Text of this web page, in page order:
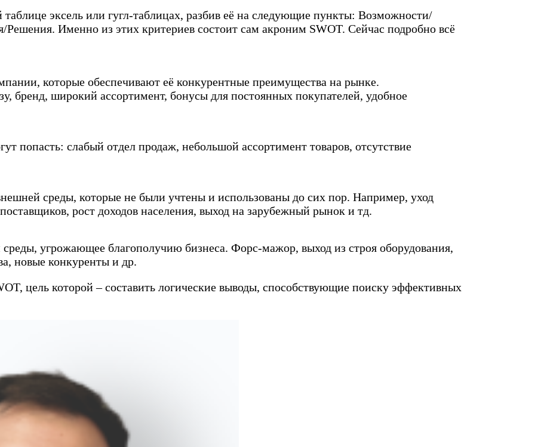
эксель или гугл-таблицах, разбив её на следующие пункты: Возможности/
Именно из этих критериев состоит сам акроним SWOT. Сейчас подробно всё
которые обеспечивают её конкурентные преимущества на рынке.
бренд, широкий ассортимент, бонусы для постоянных покупателей, удобное
попасть: слабый отдел продаж, небольшой ассортимент товаров, отсутствие
среды, которые не были учтены и использованы до сих пор. Например, уход
рост доходов населения, выход на зарубежный рынок и тд.
среды, угрожающее благополучию бизнеса. Форс-мажор, выход из строя оборудования,
новые конкуренты и др.
цель которой – составить логические выводы, способствующие поиску эффективных